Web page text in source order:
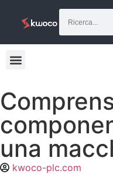
una
kwoco-plc.com